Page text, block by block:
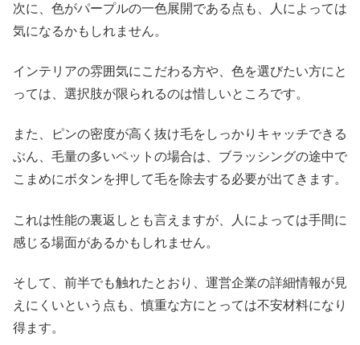
次に、色がパープルの一色展開である点も、人によっては
気になるかもしれません。
インテリアの雰囲気にこだわる方や、色を選びたい方にと
っては、選択肢が限られるのは惜しいところです。
また、ピンの密度が高く抜け毛をしっかりキャッチできる
ぶん、毛量の多いペットの場合は、ブラッシングの途中で
こまめにボタンを押して毛を除去する必要が出てきます。
これは性能の裏返しとも言えますが、人によっては手間に
感じる場面があるかもしれません。
そして、前半でも触れたとおり、運営企業の詳細情報が見
えにくいという点も、慎重な方にとっては不安材料になり
得ます。